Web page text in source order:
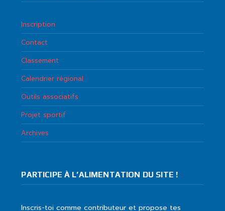
Inscription
Contact
Classement
Calendrier régional
Outils associatifs
Projet sportif
Archives
PARTICIPE À L’ALIMENTATION DU SITE !
Inscris-toi comme contributeur et propose tes